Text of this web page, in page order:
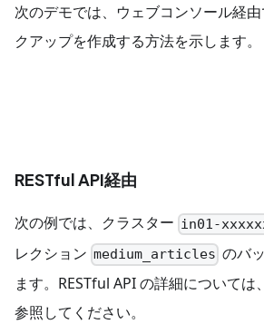
次のデモでは、ウェブコンソール経
クアップを作成する方法を示します。
RESTful API経由
次の例では、クラスター in01-
レクション medium_articles のバ
ます。RESTful API の詳細については、
参照してください。